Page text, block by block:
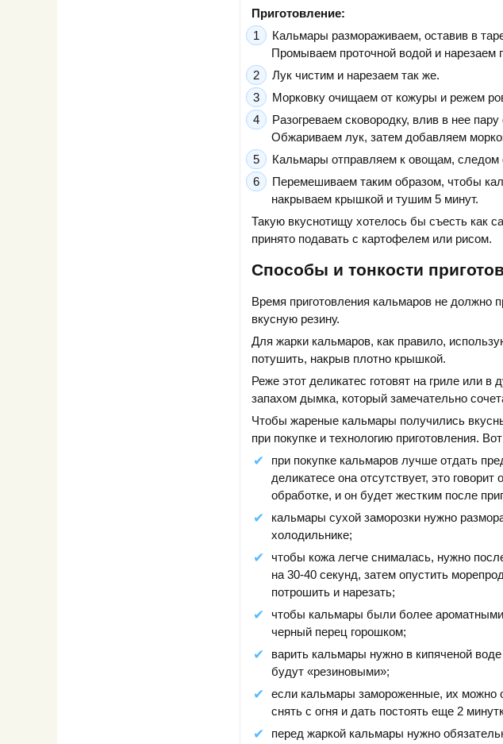
Приготовление:
Кальмары размораживаем, оставив в
Промываем проточной водой и нарезаем
Лук чистим и нарезаем так же.
Морковку очищаем от кожуры и режем
Разогреваем сковородку, влив в нее
Обжариваем лук, затем добавляем
Кальмары отправляем к овощам, следом
Перемешиваем таким образом, чтобы
накрываем крышкой и тушим 5 минут.
Такую вкуснотищу хотелось бы съесть как
принято подавать с картофелем или рисом.
Способы и тонкости
Время приготовления кальмаров не должно
вкусную резину.
Для жарки кальмаров, как правило,
потушить, накрыв плотно крышкой.
Реже этот деликатес готовят на гриле или
запахом дымка, который замечательно
Чтобы жареные кальмары получились
при покупке и технологию приготовления.
при покупке кальмаров лучше отдать
деликатесе она отсутствует, это
обработке, и он будет жестким после
кальмары сухой заморозки нужно
холодильнике;
чтобы кожа легче снималась, нужно
на 30-40 секунд, затем опустить
потрошить и нарезать;
чтобы кальмары были более
черный перец горошком;
варить кальмары нужно в кипяченой
будут «резиновыми»;
если кальмары замороженные, их можно
снять с огня и дать постоять еще 2
перед жаркой кальмары нужно